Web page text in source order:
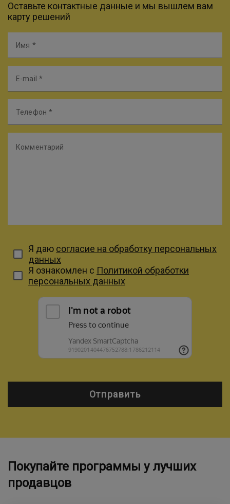
Оставьте контактные данные и мы вышлем вам
карту решений
Имя
E-mail
Телефон
Комментарий
Я даю согласие на обработку персональных
данных
Я ознакомлен с Политикой обработки
персональных данных
Отправить
Покупайте программы у лучших
продавцов